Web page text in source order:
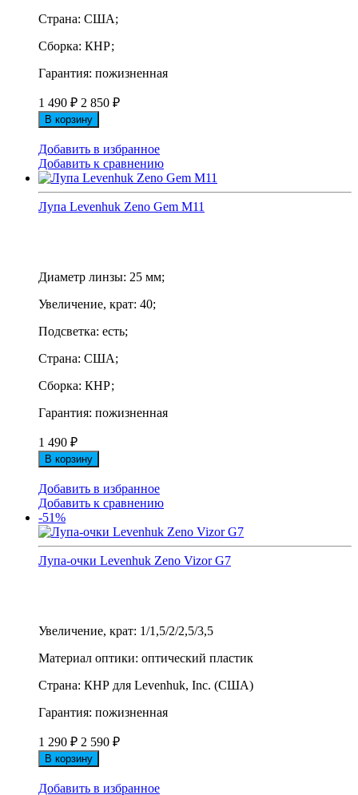
Страна: США;
Сборка: КНР;
Гарантия: пожизненная
1 490 ₽ 2 850 ₽
В корзину
Добавить в избранное
Добавить к сравнению
Лупа Levenhuk Zeno Gem M11
Диаметр линзы: 25 мм;
Увеличение, крат: 40;
Подсветка: есть;
Страна: США;
Сборка: КНР;
Гарантия: пожизненная
1 490 ₽
В корзину
Добавить в избранное
Добавить к сравнению
-51%
Лупа-очки Levenhuk Zeno Vizor G7
Увеличение, крат: 1/1,5/2/2,5/3,5
Материал оптики: оптический пластик
Страна: КНР для Levenhuk, Inc. (США)
Гарантия: пожизненная
1 290 ₽ 2 590 ₽
В корзину
Добавить в избранное